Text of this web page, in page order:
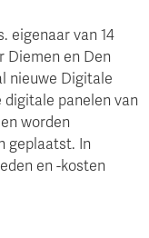
eigenaar van 14
Diemen en Den
nieuwe Digitale
digitale panelen van
worden
geplaatst. In
en -kosten